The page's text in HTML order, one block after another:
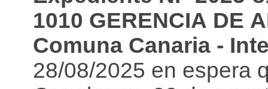
1010 GERENCIA DE
Comuna Canaria -
28/08/2025 en espera